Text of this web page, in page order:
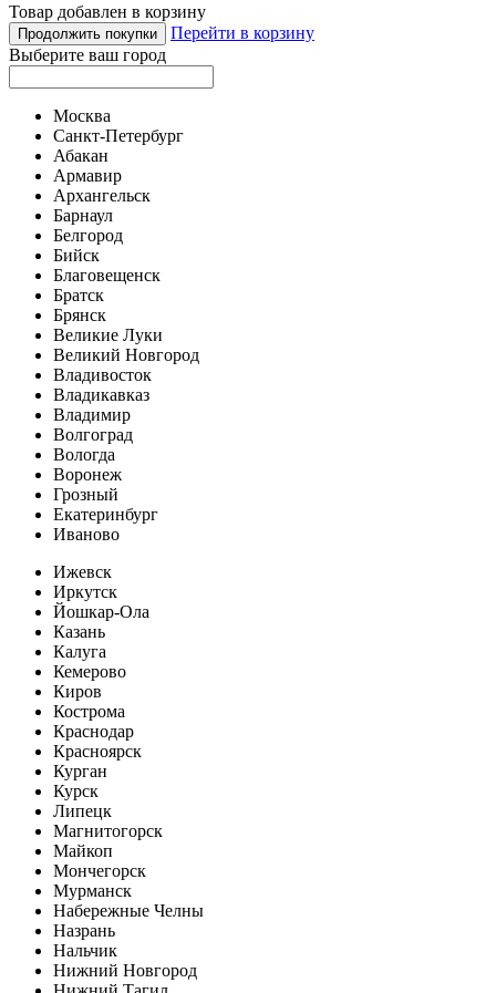
Товар добавлен в корзину
Продолжить покупки
Перейти в корзину
Выберите ваш город
Москва
Санкт-Петербург
Абакан
Армавир
Архангельск
Барнаул
Белгород
Бийск
Благовещенск
Братск
Брянск
Великие Луки
Великий Новгород
Владивосток
Владикавказ
Владимир
Волгоград
Вологда
Воронеж
Грозный
Екатеринбург
Иваново
Ижевск
Иркутск
Йошкар-Ола
Казань
Калуга
Кемерово
Киров
Кострома
Краснодар
Красноярск
Курган
Курск
Липецк
Магнитогорск
Майкоп
Мончегорск
Мурманск
Набережные Челны
Назрань
Нальчик
Нижний Новгород